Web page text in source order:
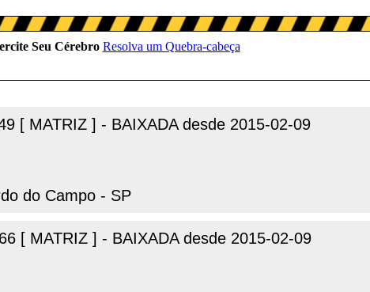
[ MATRIZ ] - BAIXADA desde 2015-02-09
do Campo - SP
[ MATRIZ ] - BAIXADA desde 2015-02-09